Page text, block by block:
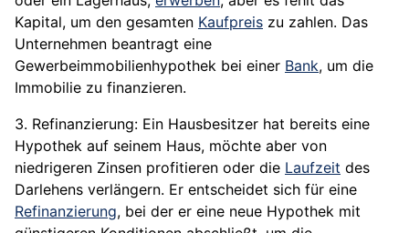
Kapital, um den gesamten Kaufpreis zu zahlen. Das
Unternehmen beantragt eine
Gewerbeimmobilienhypothek bei einer Bank, um die
Immobilie zu finanzieren.
3. Refinanzierung: Ein Hausbesitzer hat bereits eine
Hypothek auf seinem Haus, möchte aber von
niedrigeren Zinsen profitieren oder die Laufzeit des
Darlehens verlängern. Er entscheidet sich für eine
Refinanzierung, bei der er eine neue Hypothek mit